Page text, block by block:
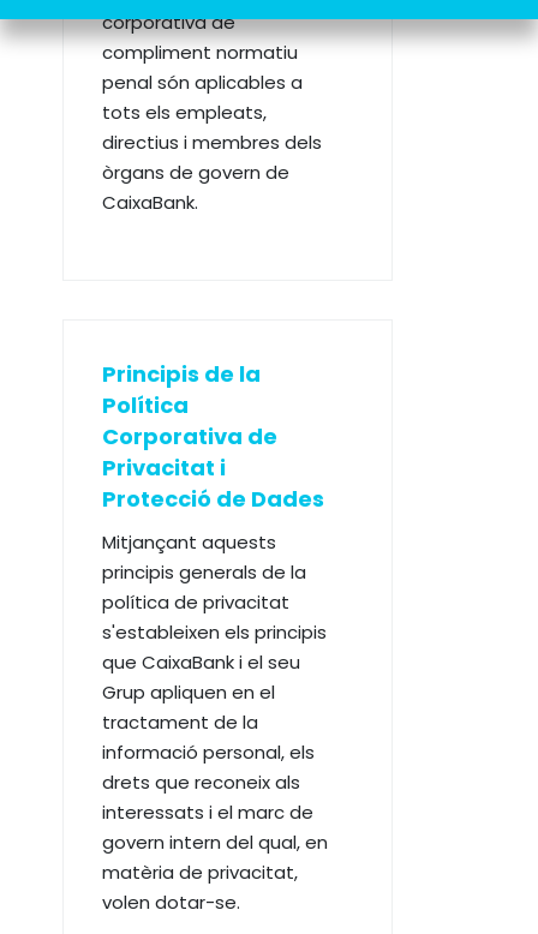
corporativa de
compliment normatiu
penal són aplicables a
tots els empleats,
directius i membres dels
òrgans de govern de
CaixaBank.
Principis de la
Política
Corporativa de
Privacitat i
Protecció de Dades
Mitjançant aquests
principis generals de la
política de privacitat
s'estableixen els principis
que CaixaBank i el seu
Grup apliquen en el
tractament de la
informació personal, els
drets que reconeix als
interessats i el marc de
govern intern del qual, en
matèria de privacitat,
volen dotar-se.